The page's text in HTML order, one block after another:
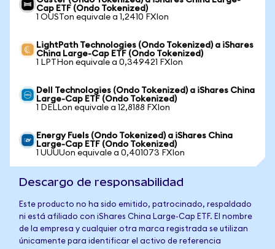
Cap ETF (Ondo Tokenized)
1 OUSTon equivale a 1,2410 FXIon
LightPath Technologies (Ondo Tokenized) a iShares
China Large-Cap ETF (Ondo Tokenized)
1 LPTHon equivale a 0,349421 FXIon
Dell Technologies (Ondo Tokenized) a iShares China
Large-Cap ETF (Ondo Tokenized)
1 DELLon equivale a 12,8188 FXIon
Energy Fuels (Ondo Tokenized) a iShares China
Large-Cap ETF (Ondo Tokenized)
1 UUUUon equivale a 0,401073 FXIon
Descargo de responsabilidad
Este producto no ha sido emitido, patrocinado, respaldado
ni está afiliado con iShares China Large-Cap ETF. El nombre
de la empresa y cualquier otra marca registrada se utilizan
únicamente para identificar el activo de referencia